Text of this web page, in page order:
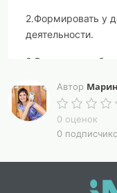
2.Формировать у
деятельности.
3.Воспитывать
Ребята, сегодня
Вам отправиться
в гости к белым
Какие животные
Автор
0 оценок
0